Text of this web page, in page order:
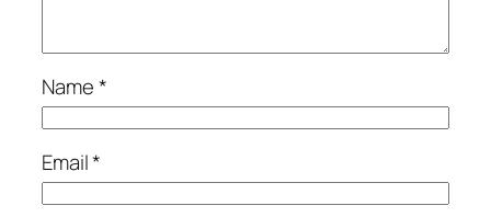
Name*
Email*